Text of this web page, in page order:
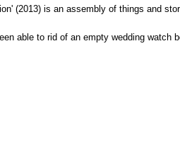
(2013) is an assembly of things and
able to rid of an empty wedding